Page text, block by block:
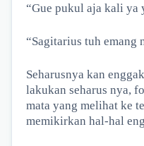
“Gue pukul aja kali ya
“Sagitarius tuh emang
Seharusnya kan
lakukan seharus nya,
mata yang melihat ke
memikirkan hal-hal